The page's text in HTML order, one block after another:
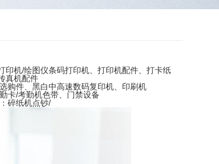
印机/绘图仪条码打印机、打印机配件、打卡纸
真机配件
购件、黑白中高速数码复印机、印刷机
卡/考勤机色带、门禁设备
碎纸机点钞/